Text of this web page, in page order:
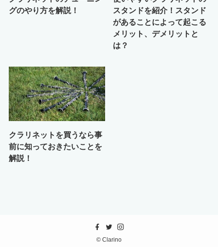
グのやり方を解説！
スタンドを紹介！スタンド
があることによって起こる
メリット、デメリットと
は？
クラリネットを買うなら事
前に知っておきたいことを
解説！
© Clarino